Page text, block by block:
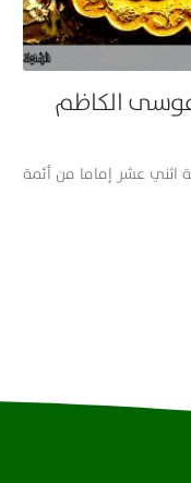
الكاظم
اثني عشر إماما من أئمة